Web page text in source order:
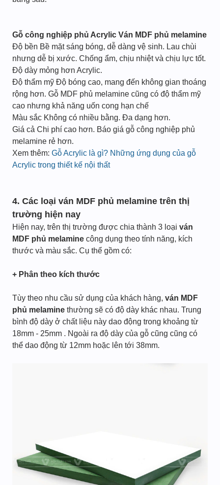
Gỗ công nghiệp phủ Acrylic Ván MDF phủ melamine
Độ bền Bề mặt sáng bóng, dễ dàng vệ sinh. Lau chùi
nhưng dễ bị xước. Chống ẩm, chịu nhiệt và chịu lực tốt.
Độ dày mỏng hơn Acrylic.
Độ thẩm mỹ Độ bóng cao, mang đến không gian thoáng
rộng hơn. Gỗ MDF phủ melamine cũng có độ thẩm mỹ
cao nhưng khả năng uốn cong hạn chế
Màu sắc Không có nhiều bằng. Đa dạng hơn.
Giá cả Chi phí cao hơn. Báo giá gỗ công nghiệp phủ
melamine rẻ hơn.
Xem thêm: Gỗ Acrylic là gì? Những ứng dụng của gỗ
Acrylic trong thiết kế nội thất
4. Các loại ván MDF phủ melamine trên thị
trường hiện nay
Hiện nay, trên thị trường được chia thành 3 loại ván
MDF phủ melamine công dụng theo tính năng, kích
thước và màu sắc. Cụ thể gồm có:
+ Phân theo kích thước
Tùy theo nhu cầu sử dụng của khách hàng, ván MDF
phủ melamine thường sẽ có độ dày khác nhau. Trung
bình độ dày ở chất liệu này dao động trong khoảng từ
18mm - 25mm . Ngoài ra độ dày của gỗ cũng cũng có
thể dao động từ 12mm hoặc lên tới 38mm.